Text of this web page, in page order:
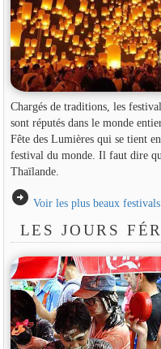
Chargés de traditions, les
sont réputés dans le monde
Fête des Lumières qui se tient
festival du monde. Il faut dire
Thaïlande.
arrow_circle_right Voir les plus beaux
LES JOURS